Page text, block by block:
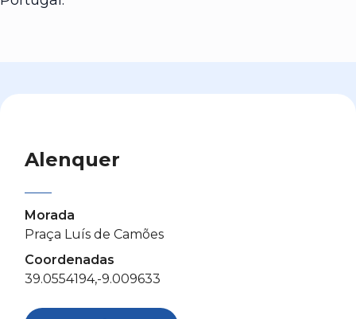
Alenquer
Morada
Praça Luís de Camões
Coordenadas
39.0554194,-9.009633